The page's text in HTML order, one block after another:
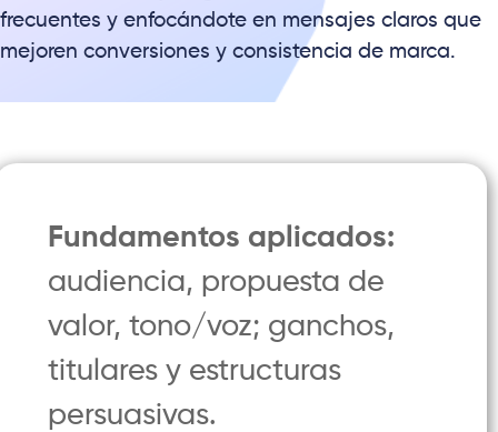
frecuentes y enfocándote en mensajes claros que
mejoren conversiones y consistencia de marca.
Fundamentos aplicados:
audiencia, propuesta de
valor, tono/voz; ganchos,
titulares y estructuras
persuasivas.